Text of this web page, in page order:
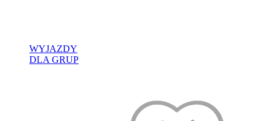
WYJAZDY
DLA GRUP